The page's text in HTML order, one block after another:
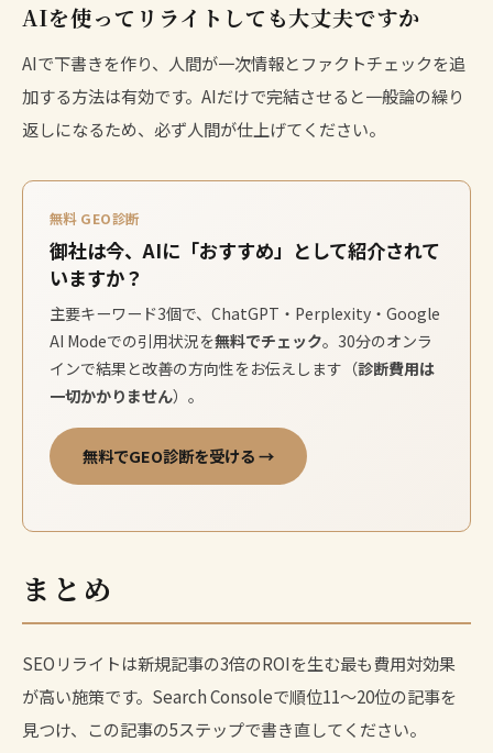
AIを使ってリライトしても大丈夫ですか
AIで下書きを作り、人間が一次情報とファクトチェックを追
加する方法は有効です。AIだけで完結させると一般論の繰り
返しになるため、必ず人間が仕上げてください。
無料 GEO診断
御社は今、AIに「おすすめ」として紹介されて
いますか？
主要キーワード3個で、ChatGPT・Perplexity・Google
AI Modeでの引用状況を無料でチェック。30分のオンラ
インで結果と改善の方向性をお伝えします（診断費用は
一切かかりません）。
無料でGEO診断を受ける →
まとめ
SEOリライトは新規記事の3倍のROIを生む最も費用対効果
が高い施策です。Search Consoleで順位11〜20位の記事を
見つけ、この記事の5ステップで書き直してください。